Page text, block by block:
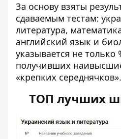
За основу взяты
сдаваемым тестам:
литература,
английский язык и
указывается не только
получивших
«крепких середнячков».
ТОП лучших